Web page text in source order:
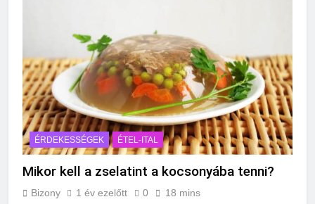
ÉRDEKESSÉGEK ÉTEL-ITAL
Mikor kell a zselatint a kocsonyába tenni?
Bizony 1 év ezelőtt 0 18 mins